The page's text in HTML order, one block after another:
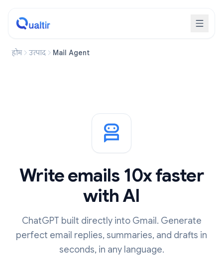
होम उत्पाद Mail Agent
Write emails 10x faster
with AI
ChatGPT built directly into Gmail. Generate
perfect email replies, summaries, and drafts in
seconds, in any language.